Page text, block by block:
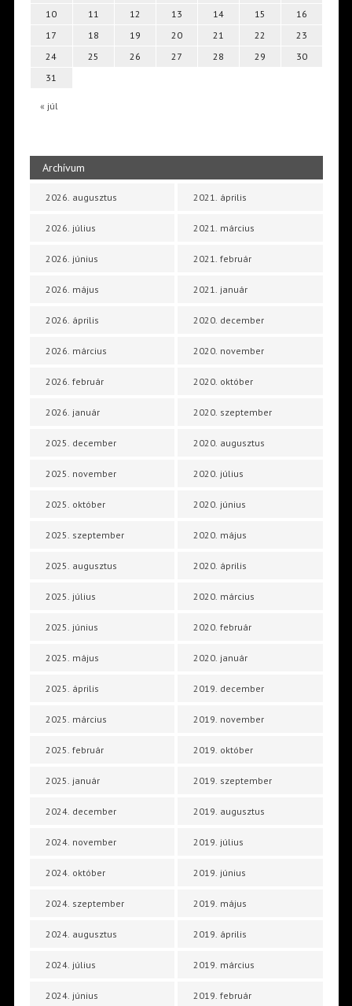
« júl
10
11 12 13 14 15
16
17
18 19 20 21 22
23
24
25 26 27 28 29
30
31
Archívum
2026. augusztus
2026. július
2026. június
2026. május
2026. április
2026. március
2026. február
2026. január
2025. december
2025. november
2025. október
2025. szeptember
2025. augusztus
2025. július
2025. június
2025. május
2025. április
2025. március
2025. február
2025. január
2024. december
2024. november
2024. október
2024. szeptember
2024. augusztus
2024. július
2024. június
2021. április
2021. március
2021. február
2021. január
2020. december
2020. november
2020. október
2020. szeptember
2020. augusztus
2020. július
2020. június
2020. május
2020. április
2020. március
2020. február
2020. január
2019. december
2019. november
2019. október
2019. szeptember
2019. augusztus
2019. július
2019. június
2019. május
2019. április
2019. március
2019. február